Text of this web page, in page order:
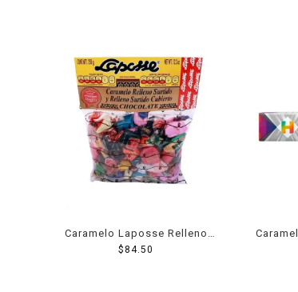
Caramelo Laposse Relleno
350 Grs
$ 84.50